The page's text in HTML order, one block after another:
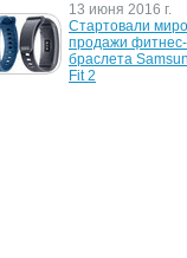
13 июня 2016 г.
Стартовали
продажи фитнес-
браслета
Fit 2